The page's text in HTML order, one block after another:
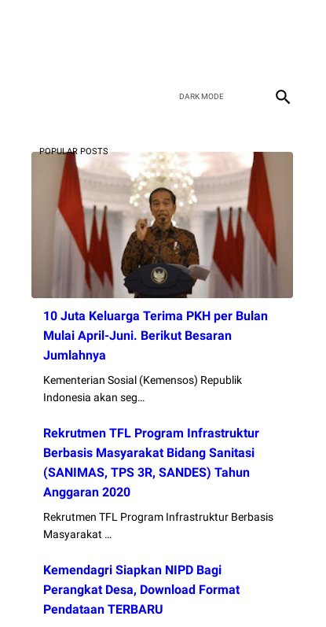
POPULAR POSTS
10 Juta Keluarga Terima PKH per Bulan
Mulai April-Juni. Berikut Besaran
Jumlahnya
Kementerian Sosial (Kemensos) Republik
Indonesia akan seg…
Rekrutmen TFL Program Infrastruktur
Berbasis Masyarakat Bidang Sanitasi
(SANIMAS, TPS 3R, SANDES) Tahun
Anggaran 2020
Rekrutmen TFL Program Infrastruktur Berbasis
Masyarakat …
Kemendagri Siapkan NIPD Bagi
Perangkat Desa, Download Format
Pendataan TERBARU